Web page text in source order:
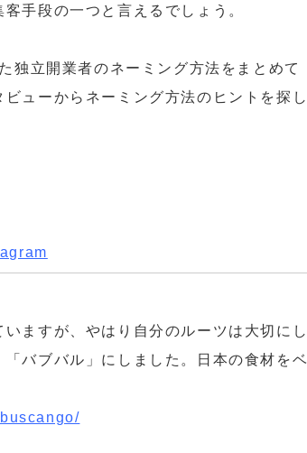
手段の一つと言えるでしょう。
独立開業者のネーミング方法をまとめて
ューからネーミング方法のヒントを探し
ますが、やはり自分のルーツは大切にし
バブバル」にしました。日本の食材をベ